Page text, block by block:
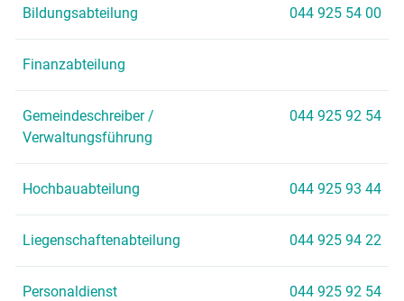
Bildungsabteilung 044 925 54 00
Finanzabteilung
Gemeindeschreiber /
Verwaltungsführung
044 925 92 54
Hochbauabteilung 044 925 93 44
Liegenschaftenabteilung 044 925 94 22
Personaldienst 044 925 92 54